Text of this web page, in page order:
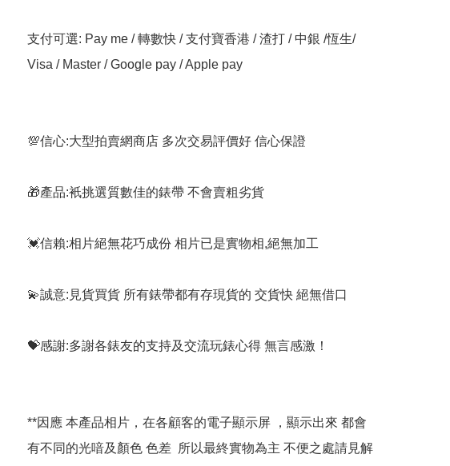
支付可選: Pay me / 轉數快 / 支付寶香港 / 渣打 / 中銀 /恆生/
Visa / Master / Google pay / Apple pay
💯信心:大型拍賣網商店 多次交易評價好 信心保證
🎁產品:衹挑選質數佳的錶帶 不會賣粗劣貨
💓信賴:相片絕無花巧成份 相片已是實物相,絕無加工
💫誠意:見貨買貨 所有錶帶都有存現貨的 交貨快 絕無借口
💝感謝:多謝各錶友的支持及交流玩錶心得 無言感激！
**因應 本產品相片，在各顧客的電子顯示屏 ，顯示出來 都會
有不同的光喑及顏色 色差  所以最終實物為主 不便之處請見解